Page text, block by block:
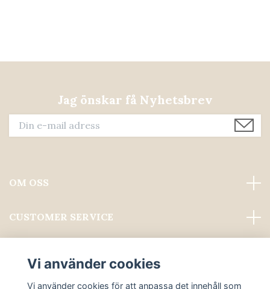
Jag önskar få Nyhetsbrev
OM OSS
CUSTOMER SERVICE
Sociala medier
Vi använder cookies
Vi använder cookies för att anpassa det innehåll som